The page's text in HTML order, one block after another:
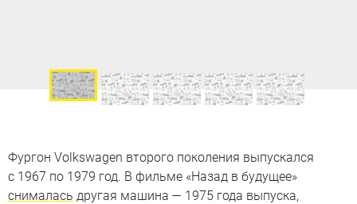
Фургон Volkswagen второго поколения выпускался
с 1967 по 1979 год. В фильме «Назад в будущее»
снималась другая машина — 1975 года выпуска,